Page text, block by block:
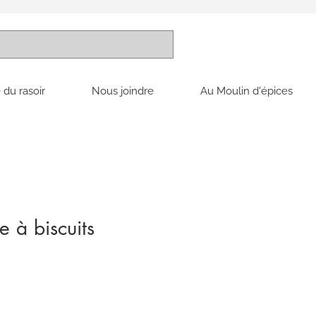
rasoir Nous joindre Au Moulin d'épices
à biscuits